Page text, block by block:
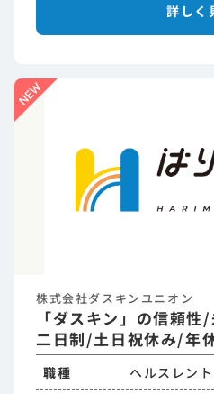
詳しく
株式会社ダスキンユニオン
「ダスキン」の信頼
二日制/土日祝休み/年
職種
ヘルスレント